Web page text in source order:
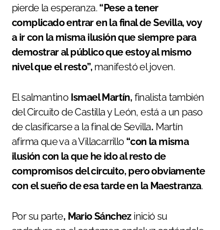
pierde la esperanza. “Pese a tener
complicado entrar en la final de Sevilla, voy
a ir con la misma ilusión que siempre para
demostrar al público que estoy al mismo
nivel que el resto”, manifestó el joven.
El salmantinoIsmael Martín, finalista también
del Circuito de Castilla y León, está a un paso
de clasificarse a la final de Sevilla. Martín
afirma que va a Villacarrillo“con la misma
ilusión con la que he ido al resto de
compromisos del circuito, pero obviamente
con el sueño de esa tarde en la Maestranza.
Por su parte, Mario Sánchezinició su